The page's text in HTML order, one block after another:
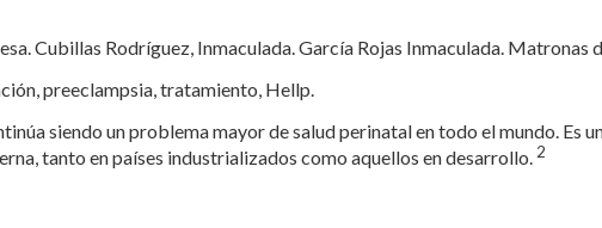
Cubillas Rodríguez, Inmaculada. García Rojas Inmaculada.
preeclampsia, tratamiento, Hellp.
siendo un problema mayor de salud perinatal en todo el mundo.
tanto en países industrializados como aquellos en desarrollo. 2